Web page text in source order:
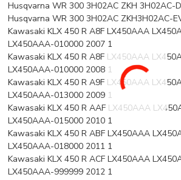
Husqvarna WR 300 3H02AC ZKH 3H02AC-
Husqvarna WR 300 3H02AC ZKH3H02AC-
Kawasaki KLX 450 R A8F LX450AAA
LX450AAA-010000 2007 1
Kawasaki KLX 450 R A8F LX450AAA
LX450AAA-010000 2008 1
Kawasaki KLX 450 R A9F LX450AAA
LX450AAA-013000 2009 1
Kawasaki KLX 450 R AAF LX450AAA
LX450AAA-015000 2010 1
Kawasaki KLX 450 R ABF LX450AAA
LX450AAA-018000 2011 1
Kawasaki KLX 450 R ACF LX450AAA
LX450AAA-999999 2012 1